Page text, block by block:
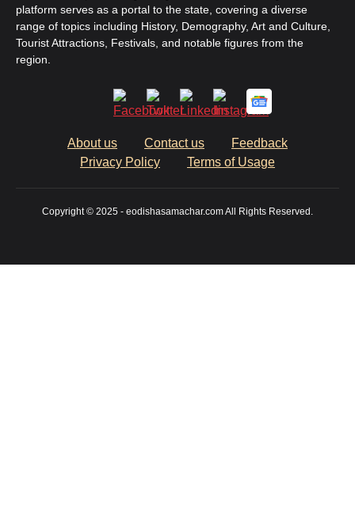
platform serves as a portal to the state, covering a diverse
range of topics including History, Demography, Art and Culture,
Tourist Attractions, Festivals, and notable figures from the
region.
About us Contact us
Feedback
Privacy Policy
Terms of Usage
Copyright © 2025 - eodishasamachar.com All Rights Reserved.